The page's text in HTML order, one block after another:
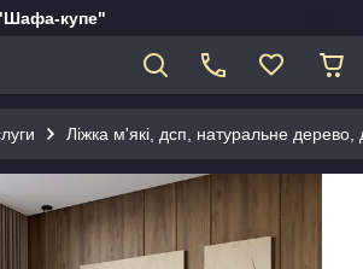
"Шафа-купе"
Ліжка м'які, дсп, натуральне дерево,